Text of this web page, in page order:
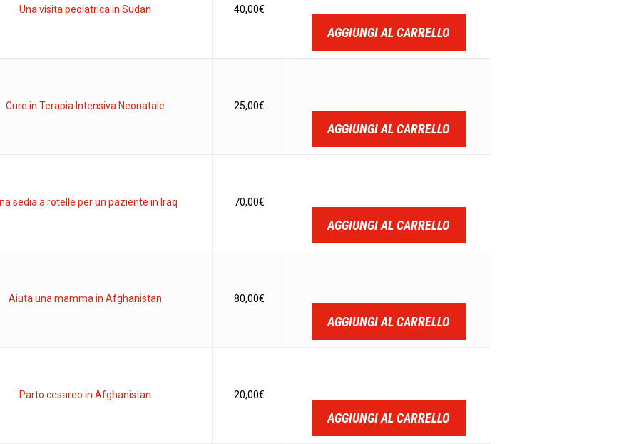
Una visita pediatrica in Sudan 40,00€
AGGIUNGI AL CARRELLO
Cure in Terapia Intensiva Neonatale 25,00€
AGGIUNGI AL CARRELLO
sedia a rotelle per un paziente in Iraq 70,00€
AGGIUNGI AL CARRELLO
Aiuta una mamma in Afghanistan 80,00€
AGGIUNGI AL CARRELLO
Parto cesareo in Afghanistan 20,00€
AGGIUNGI AL CARRELLO